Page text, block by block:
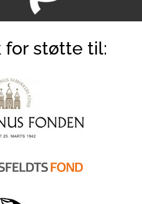
for støtte til: